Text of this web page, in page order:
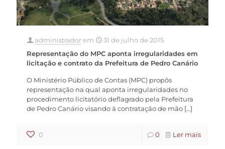
administradorem
31 de julho de 2015
Representação do MPC aponta irregularidades em
licitação e contrato da Prefeitura de Pedro Canário
O Ministério Público de Contas (MPC) propôs
representação na qual aponta irregularidades no
procedimento licitatório deflagrado pela Prefeitura
de Pedro Canário visando à contratação de mão […]
0 0 Ler mais